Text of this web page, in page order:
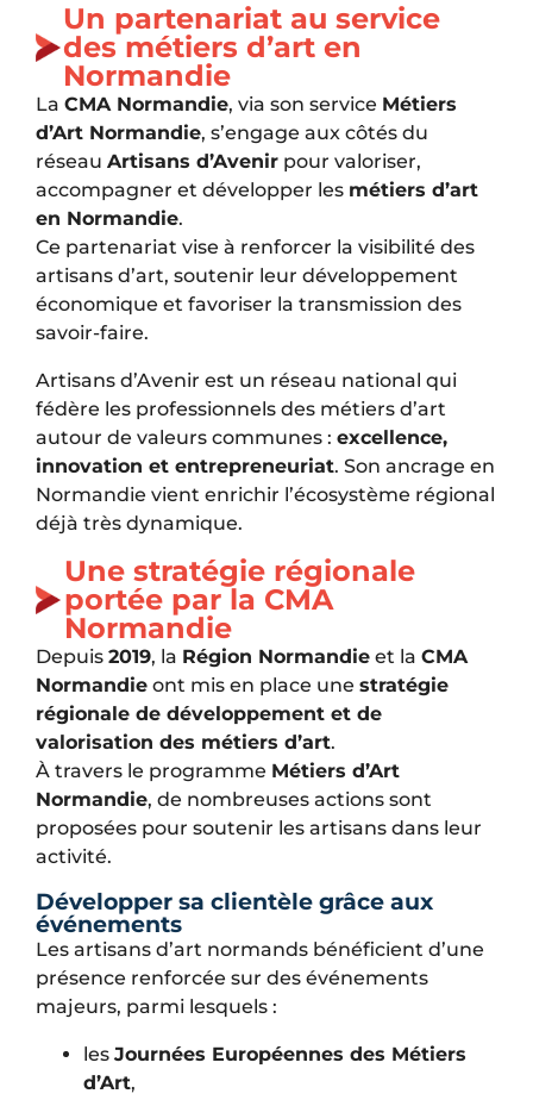
Un partenariat au service
des métiers d’art en
Normandie
La CMA Normandie, via son service Métiers
d’Art Normandie, s’engage aux côtés du
réseau Artisans d’Avenir pour valoriser,
accompagner et développer les métiers d’art
en Normandie.
Ce partenariat vise à renforcer la visibilité des
artisans d’art, soutenir leur développement
économique et favoriser la transmission des
savoir-faire.
Artisans d’Avenir est un réseau national qui
fédère les professionnels des métiers d’art
autour de valeurs communes : excellence,
innovation et entrepreneuriat. Son ancrage en
Normandie vient enrichir l’écosystème régional
déjà très dynamique.
Une stratégie régionale
portée par la CMA
Normandie
Depuis 2019, la Région Normandie et la CMA
Normandie ont mis en place une stratégie
régionale de développement et de
valorisation des métiers d’art.
À travers le programme Métiers d’Art
Normandie, de nombreuses actions sont
proposées pour soutenir les artisans dans leur
activité.
Développer sa clientèle grâce aux
événements
Les artisans d’art normands bénéficient d’une
présence renforcée sur des événements
majeurs, parmi lesquels :
les Journées Européennes des Métiers
d’Art,